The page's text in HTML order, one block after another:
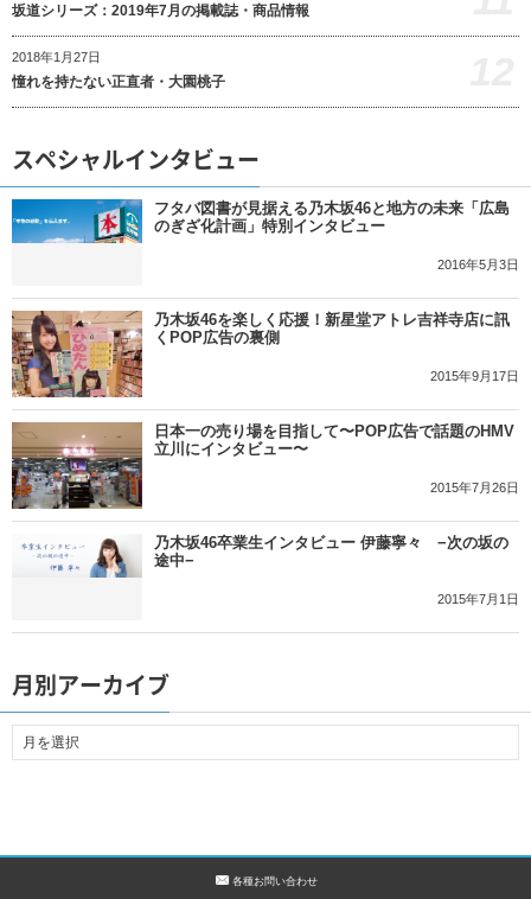
坂道シリーズ：2019年7月の掲載誌・商品情報
2018年1月27日
憧れを持たない正直者・大園桃子
スペシャルインタビュー
フタバ図書が見据える乃木坂46と地方の未来「広島
のぎざ化計画」特別インタビュー
2016年5月3日
乃木坂46を楽しく応援！新星堂アトレ吉祥寺店に訊
くPOP広告の裏側
2015年9月17日
日本一の売り場を目指して〜POP広告で話題のHMV
立川にインタビュー〜
2015年7月26日
乃木坂46卒業生インタビュー 伊藤寧々 −次の坂の
途中−
2015年7月1日
月別アーカイブ
各種お問い合わせ